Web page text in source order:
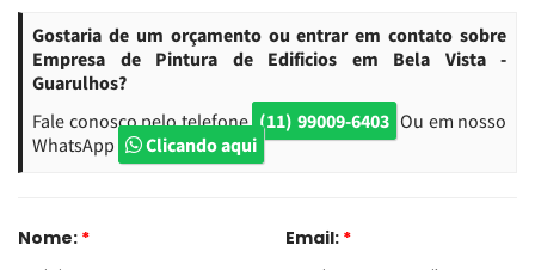
Gostaria de um orçamento ou entrar em contato sobre
Empresa de Pintura de Edificios em Bela Vista -
Guarulhos?
Fale conosco pelo telefone (11) 99009-6403 Ou em nosso
WhatsApp
Clicando aqui
Nome: * Email: *